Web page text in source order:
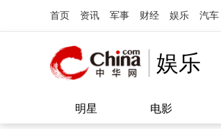
首页 资讯 军事 财经 娱乐 汽车
娱乐
明星 电影